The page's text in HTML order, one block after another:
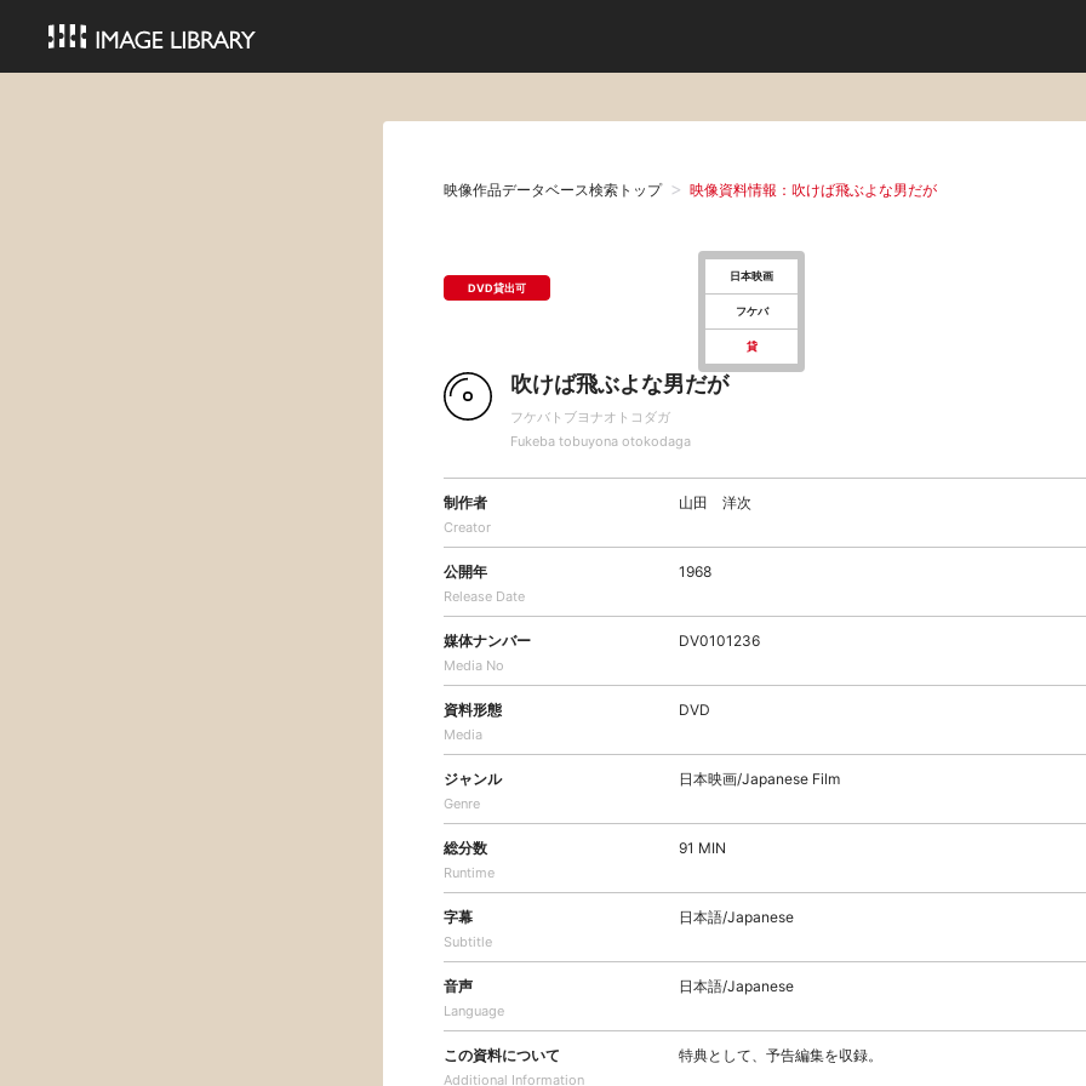
映像作品データベース検索トップ 映像資料情報：吹けば飛ぶよな男だが
DVD貸出可
日本映画
フケバ
貸
吹けば飛ぶよな男だが
フケバトブヨナオトコダガ
Fukeba tobuyona otokodaga
制作者
Creator
山田 洋次
公開年
Release Date
1968
媒体ナンバー
Media No
DV0101236
資料形態
Media
DVD
ジャンル
Genre
日本映画/Japanese Film
総分数
Runtime
91 MIN
字幕
Subtitle
日本語/Japanese
音声
Language
日本語/Japanese
この資料について
Additional Information
特典として、予告編集を収録。